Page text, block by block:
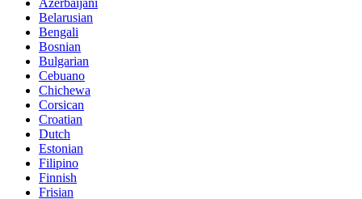
Azerbaijani
Belarusian
Bengali
Bosnian
Bulgarian
Cebuano
Chichewa
Corsican
Croatian
Dutch
Estonian
Filipino
Finnish
Frisian